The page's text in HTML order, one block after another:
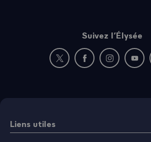
Suivez l’Élysée
Nouvelle fenêtre :
Nouvelle fenêtre :
Nouvelle
Liens utiles